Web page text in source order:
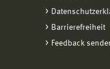
Barrierefreiheit
Feedback